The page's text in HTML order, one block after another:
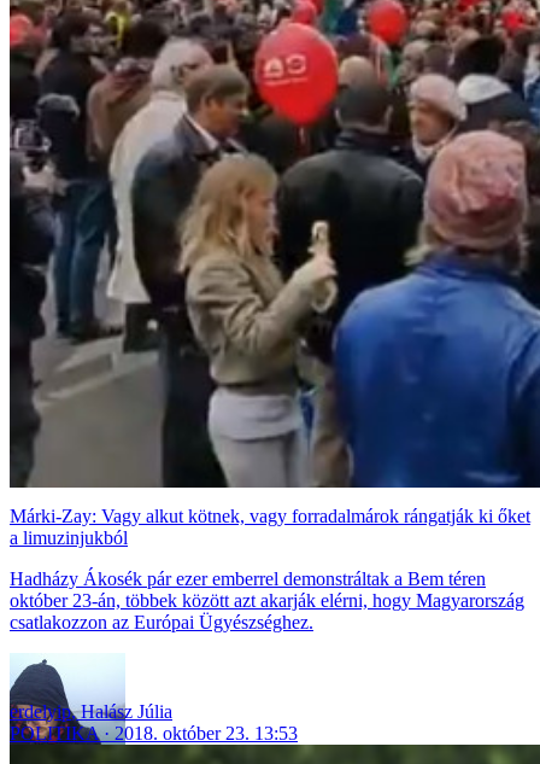
Márki-Zay: Vagy alkut kötnek, vagy forradalmárok rángatják ki őket
a limuzinjukból
Hadházy Ákosék pár ezer emberrel demonstráltak a Bem téren
október 23-án, többek között azt akarják elérni, hogy Magyarország
csatlakozzon az Európai Ügyészséghez.
erdelyip,Halász Júlia
POLITIKA
2018. október 23. 13:53